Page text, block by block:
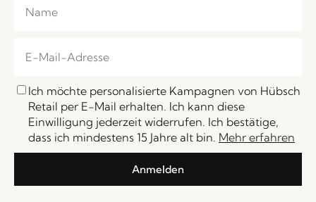
Ich möchte personalisierte Kampagnen von Hübsch
Retail per E-Mail erhalten. Ich kann diese
Einwilligung jederzeit widerrufen. Ich bestätige,
dass ich mindestens 15 Jahre alt bin. Mehr erfahren
Anmelden